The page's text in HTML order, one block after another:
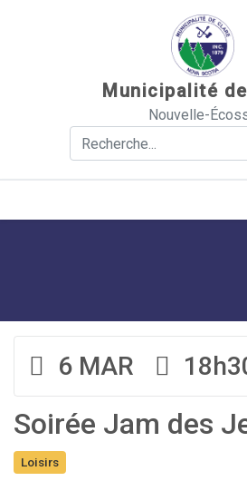
Municipalité
Nouvelle-
Rechercher
6 MAR
Soirée Jam des
Loisirs